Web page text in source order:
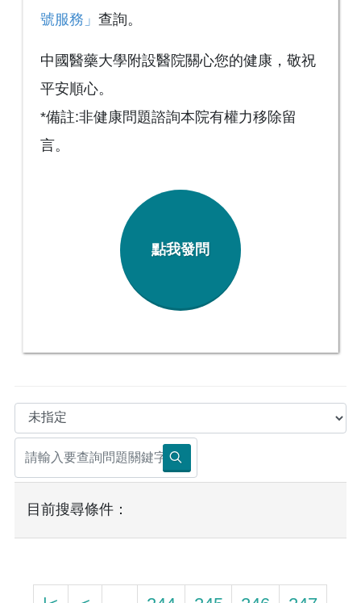
號服務」 查詢。
中國醫藥大學附設醫院關心您的健康，敬祝
平安順心。
*備註:非健康問題諮詢本院有權力移除留
言。
點我發問
目前搜尋條件：